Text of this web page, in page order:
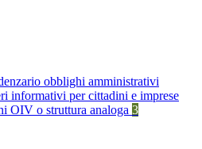
obblighi amministrativi
informativi per cittadini e imprese
OIV o struttura analoga 3